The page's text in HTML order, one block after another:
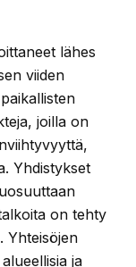
lähes
viiden
joilla on
Yhdistykset
on tehty
Yhteisöjen
ja